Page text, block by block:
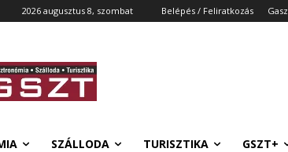
2026 augusztus 8, szombat Belépés / Feliratkozás
SZÁLLODA TURISZTIKA GSZT+